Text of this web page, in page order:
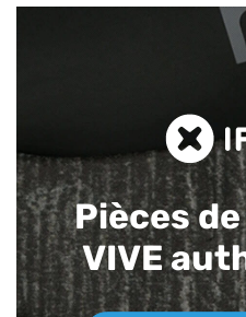
Pièces
VIVE